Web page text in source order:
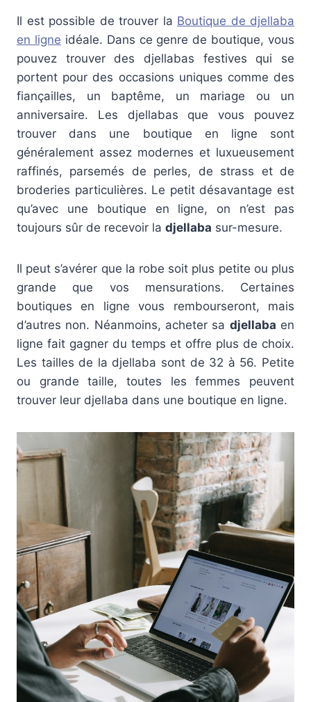
Il est possible de trouver la Boutique de djellaba
en ligne idéale. Dans ce genre de boutique, vous
pouvez trouver des djellabas festives qui se
portent pour des occasions uniques comme des
fiançailles, un baptême, un mariage ou un
anniversaire. Les djellabas que vous pouvez
trouver dans une boutique en ligne sont
généralement assez modernes et luxueusement
raffinés, parsemés de perles, de strass et de
broderies particulières. Le petit désavantage est
qu’avec une boutique en ligne, on n’est pas
toujours sûr de recevoir la djellaba sur-mesure.
Il peut s’avérer que la robe soit plus petite ou plus
grande que vos mensurations. Certaines
boutiques en ligne vous rembourseront, mais
d’autres non. Néanmoins, acheter sa djellaba en
ligne fait gagner du temps et offre plus de choix.
Les tailles de la djellaba sont de 32 à 56. Petite
ou grande taille, toutes les femmes peuvent
trouver leur djellaba dans une boutique en ligne.